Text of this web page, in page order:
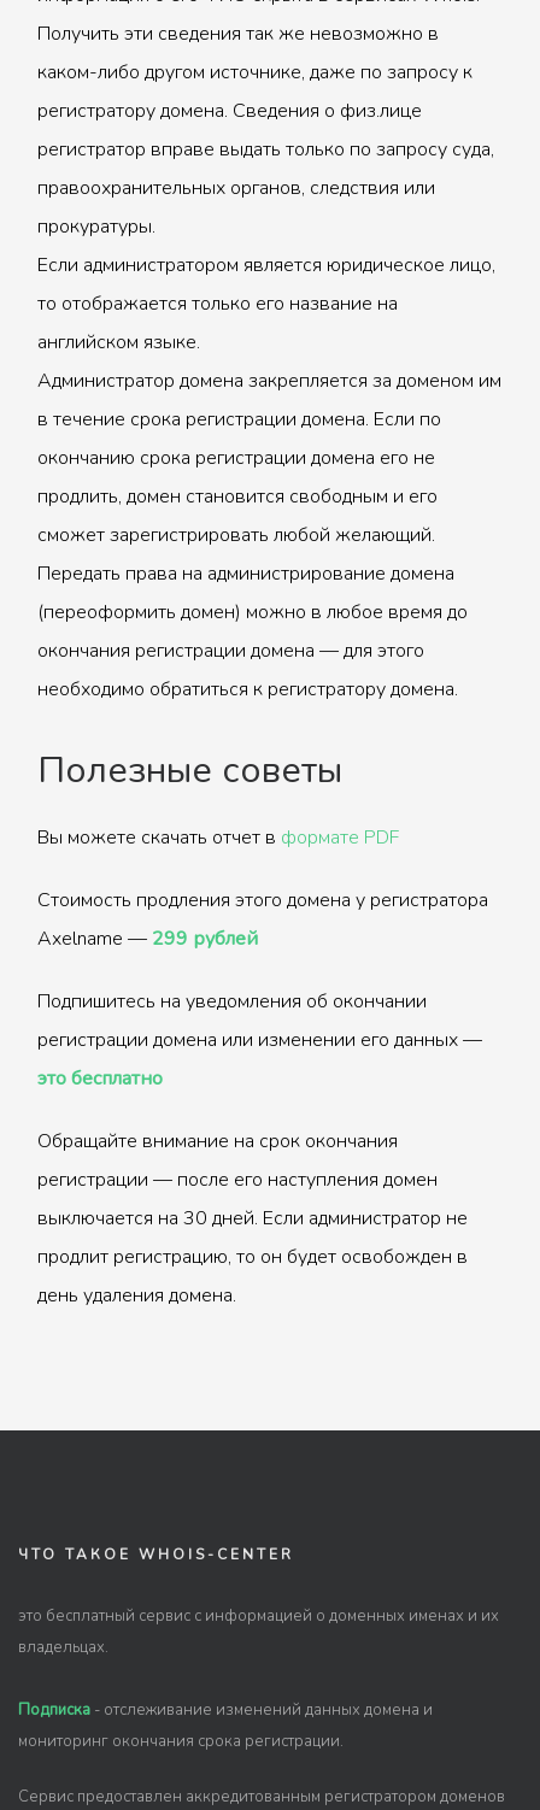
Получить эти сведения так же невозможно в
каком-либо другом источнике, даже по запросу к
регистратору домена. Сведения о физ.лице
регистратор вправе выдать только по запросу суда,
правоохранительных органов, следствия или
прокуратуры.
Если администратором является юридическое лицо,
то отображается только его название на
английском языке.
Администратор домена закрепляется за доменом им
в течение срока регистрации домена. Если по
окончанию срока регистрации домена его не
продлить, домен становится свободным и его
сможет зарегистрировать любой желающий.
Передать права на администрирование домена
(переоформить домен) можно в любое время до
окончания регистрации домена — для этого
необходимо обратиться к регистратору домена.
Полезные советы
Вы можете скачать отчет в формате PDF
Стоимость продления этого домена у регистратора
Axelname — 299 рублей
Подпишитесь на уведомления об окончании
регистрации домена или изменении его данных —
это бесплатно
Обращайте внимание на срок окончания
регистрации — после его наступления домен
выключается на 30 дней. Если администратор не
продлит регистрацию, то он будет освобожден в
день удаления домена.
ЧТО ТАКОЕ WHOIS-CENTER
это бесплатный сервис с информацией о доменных именах и их
владельцах.
Подписка - отслеживание изменений данных домена и
мониторинг окончания срока регистрации.
Сервис предоставлен аккредитованным регистратором доменов